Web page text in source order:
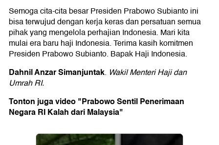
Semoga cita-cita besar Presiden Prabowo Subianto ini
bisa terwujud dengan kerja keras dan persatuan semua
pihak yang mengelola perhajian Indonesia. Mari kita
mulai era baru haji Indonesia. Terima kasih komitmen
Presiden Prabowo Subianto. Bapak Haji Indonesia.
Dahnil Anzar Simanjuntak. Wakil Menteri Haji dan
Umrah RI.
Tonton juga video "Prabowo Sentil Penerimaan
Negara RI Kalah dari Malaysia"